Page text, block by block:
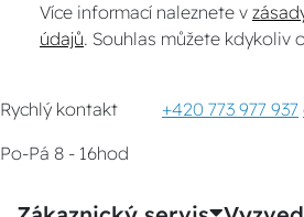
Více informací naleznete v
údajů . Souhlas můžete kdykoliv
Rychlý kontakt +420 773 977 937
Po-Pá 8 - 16hod